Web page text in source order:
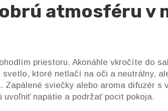
atmosféru v
priestoru. Akonáhle vkročíte do
svetlo, ktoré netlačí na oči a neutrálny,
Zapálené sviečky alebo aroma difuzér s
uvoľniť napätie a podržať pocit pokoja.